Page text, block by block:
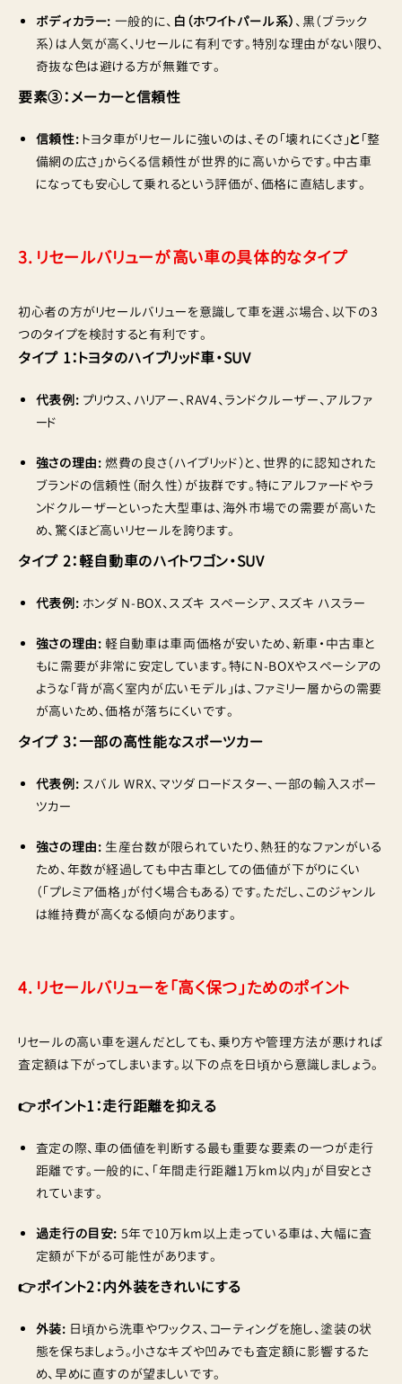
ボディカラー: 一般的に、 白（ホワイトパール系） 、黒（ブラック
系）は人気が高く、リセールに有利です。特別な理由がない限り、
奇抜な色は避ける方が無難です。
要素③：メーカーと信頼性
信頼性: トヨタ車がリセールに強いのは、その「壊れにくさ」と「整
備網の広さ」からくる信頼性が世界的に高いからです。中古車
になっても安心して乗れるという評価が、価格に直結します。
3. リセールバリューが高い車の具体的なタイプ
初心者の方がリセールバリューを意識して車を選ぶ場合、以下の3
つのタイプを検討すると有利です。
タイプ 1：トヨタのハイブリッド車・SUV
代表例: プリウス、ハリアー、RAV4、ランドクルーザー、アルファ
ード
強さの理由: 燃費の良さ（ハイブリッド）と、世界的に認知された
ブランドの信頼性（耐久性）が抜群です。特にアルファードやラ
ンドクルーザーといった大型車は、海外市場での需要が高いた
め、驚くほど高いリセールを誇ります。
タイプ 2：軽自動車のハイトワゴン・SUV
代表例: ホンダ N-BOX、スズキ スペーシア、スズキ ハスラー
強さの理由: 軽自動車は車両価格が安いため、新車・中古車と
もに需要が非常に安定しています。特にN-BOXやスペーシアの
ような「背が高く室内が広いモデル」は、ファミリー層からの需要
が高いため、価格が落ちにくいです。
タイプ 3：一部の高性能なスポーツカー
代表例: スバル WRX、マツダ ロードスター、一部の輸入スポー
ツカー
強さの理由: 生産台数が限られていたり、熱狂的なファンがいる
ため、年数が経過しても中古車としての価値が下がりにくい
（「プレミア価格」が付く場合もある）です。ただし、このジャンル
は維持費が高くなる傾向があります。
4. リセールバリューを「高く保つ」ためのポイント
リセールの高い車を選んだとしても、乗り方や管理方法が悪ければ
査定額は下がってしまいます。以下の点を日頃から意識しましょう。
👉ポイント1：走行距離を抑える
査定の際、車の価値を判断する最も重要な要素の一つが走行
距離です。一般的に、「年間走行距離1万km以内」が目安とさ
れています。
過走行の目安: 5年で10万km以上走っている車は、大幅に査
定額が下がる可能性があります。
👉ポイント2：内外装をきれいにする
外装: 日頃から洗車やワックス、コーティングを施し、塗装の状
態を保ちましょう。小さなキズや凹みでも査定額に影響するた
め、早めに直すのが望ましいです。